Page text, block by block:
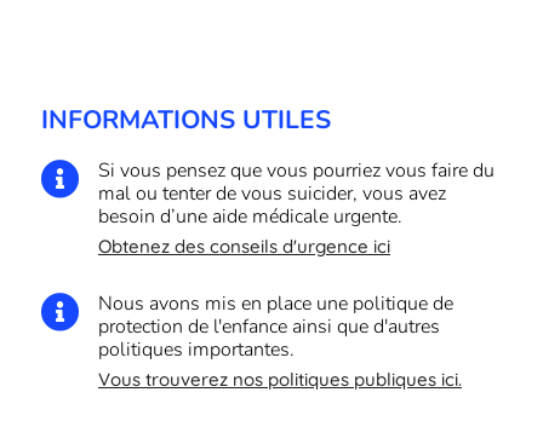
INFORMATIONS UTILES

Si vous pensez que vous pourriez vous faire du
mal ou tenter de vous suicider, vous avez
besoin d’une aide médicale urgente.
Obtenez des conseils d'urgence ici

Nous avons mis en place une politique de
protection de l'enfance ainsi que d'autres
politiques importantes.
Vous trouverez nos politiques publiques ici.